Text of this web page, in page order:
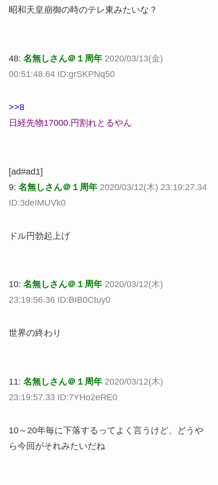
昭和天皇崩御の時のテレ東みたいな？
48: 名無しさん＠１周年 2020/03/13(金)
00:51:48.64 ID:grSKPNq50
>>8
日経先物17000.円割れとるやん
[ad#ad1]
9: 名無しさん＠１周年 2020/03/12(木) 23:19:27.34
ID:3deIMUVk0
ドル円勃起上げ
10: 名無しさん＠１周年 2020/03/12(木)
23:19:56.36 ID:BIB0Ctuy0
世界の終わり
11: 名無しさん＠１周年 2020/03/12(木)
23:19:57.33 ID:7YHo2eRE0
10～20年毎に下落するってよく言うけど、どうや
ら今回がそれみたいだね